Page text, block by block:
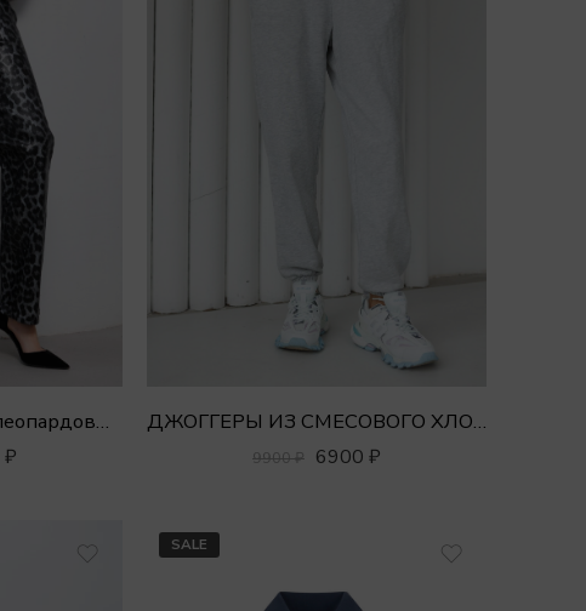
Джинсы MOM SLIM с леопардовым принтом
₽
ДЖОГГЕРЫ ИЗ СМЕСОВОГО ХЛОПКА
9900₽ 6900 ₽
SALE